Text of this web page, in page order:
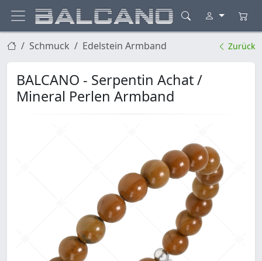
Schmuck Edelstein Armband Zurück
BALCANO - Serpentin Achat /
Mineral Perlen Armband